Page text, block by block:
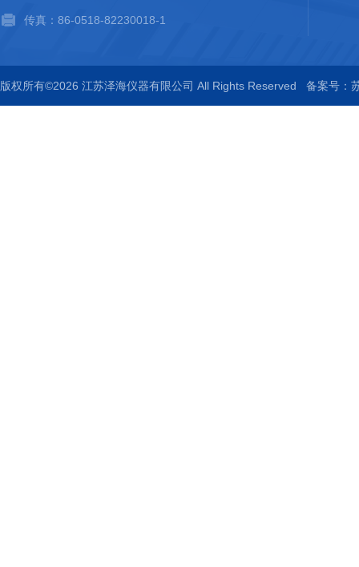
传真：86-0518-82230018-1
版权所有©2026 江苏泽海仪器有限公司 All Rights Reserved 备案号：